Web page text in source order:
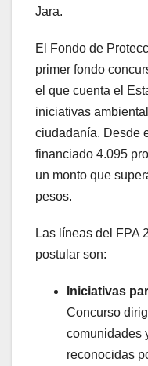
Jara.
El Fondo de
primer fondo
el que cuenta el
iniciativas
ciudadanía. Desde
financiado 4.095
un monto que
pesos.
Las líneas del FPA
postular son:
Iniciativas
Concurso
comunidades
reconocidas